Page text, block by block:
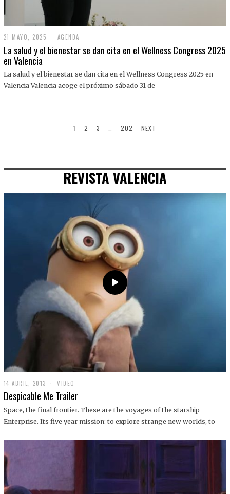
21 MAYO, 2025
1
M
O
,
AGENDA
La salud y el bienestar se dan cita en el Wellness Congress 2025
en Valencia
La salud y el bienestar se dan cita en el Wellness Congress 2025 en
Valencia Valencia acoge el próximo sábado 31 de
1 2 3 202 NEXT
REVISTA VALENCIA
14 ABRIL, 2013
9
D
C
I
1
VIDEO
Despicable Me Trailer
Space, the final frontier. These are the voyages of the starship
Enterprise. Its five year mission: to explore strange new worlds, to